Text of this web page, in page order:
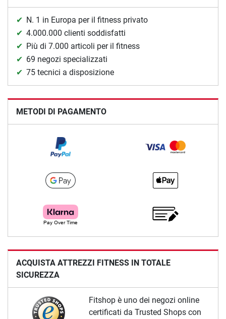
N. 1 in Europa per il fitness privato
4.000.000 clienti soddisfatti
Più di 7.000 articoli per il fitness
69 negozi specializzati
75 tecnici a disposizione
METODI DI PAGAMENTO
ACQUISTA ATTREZZI FITNESS IN TOTALE
SICUREZZA
Fitshop è uno dei negozi online
certificati da Trusted Shops con